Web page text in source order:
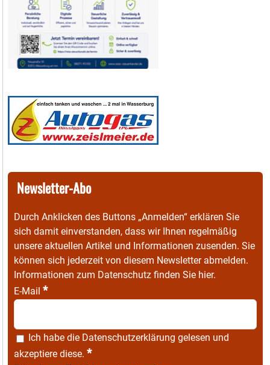
Newsletter-Abo
Durch Anklicken des Buttons „Anmelden“ erklären Sie
sich damit einverstanden, dass wir Ihnen regelmäßig
unsere aktuellen Artikel und Informationen zusenden. Sie
können sich jederzeit von diesem Newsletter abmelden.
Informationen zum Datenschutz finden Sie hier.
E-Mail *
Ich habe die Datenschutzerklärung gelesen und
akzeptiere diese. *